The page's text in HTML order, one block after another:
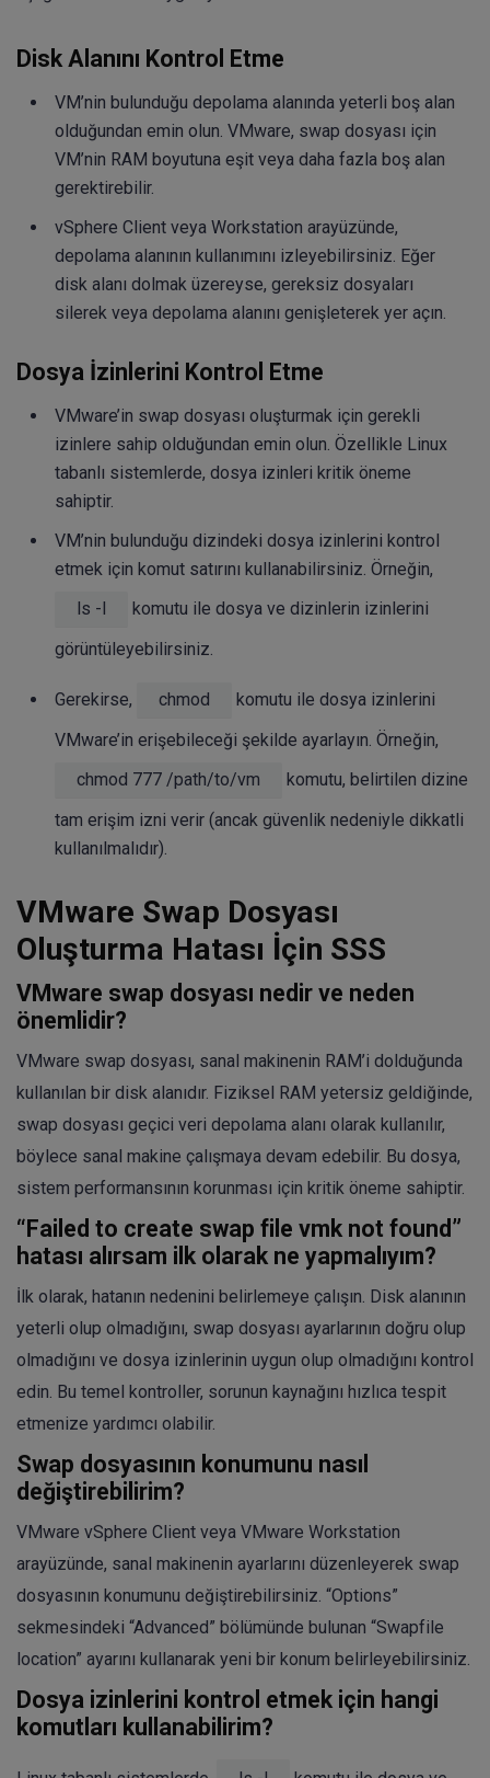
Disk Alanını Kontrol Etme
VM’nin bulunduğu depolama alanında yeterli boş alan
olduğundan emin olun. VMware, swap dosyası için
VM’nin RAM boyutuna eşit veya daha fazla boş alan
gerektirebilir.
vSphere Client veya Workstation arayüzünde,
depolama alanının kullanımını izleyebilirsiniz. Eğer
disk alanı dolmak üzereyse, gereksiz dosyaları
silerek veya depolama alanını genişleterek yer açın.
Dosya İzinlerini Kontrol Etme
VMware’in swap dosyası oluşturmak için gerekli
izinlere sahip olduğundan emin olun. Özellikle Linux
tabanlı sistemlerde, dosya izinleri kritik öneme
sahiptir.
VM’nin bulunduğu dizindeki dosya izinlerini kontrol
etmek için komut satırını kullanabilirsiniz. Örneğin,
ls -l
komutu ile dosya ve dizinlerin izinlerini
görüntüleyebilirsiniz.
Gerekirse, chmod
komutu ile dosya izinlerini
VMware’in erişebileceği şekilde ayarlayın. Örneğin,
chmod 777 /path/to/vm
komutu, belirtilen dizine
tam erişim izni verir (ancak güvenlik nedeniyle dikkatli
kullanılmalıdır).
VMware Swap Dosyası
Oluşturma Hatası İçin SSS
VMware swap dosyası nedir ve neden
önemlidir?
VMware swap dosyası, sanal makinenin RAM’i dolduğunda
kullanılan bir disk alanıdır. Fiziksel RAM yetersiz geldiğinde,
swap dosyası geçici veri depolama alanı olarak kullanılır,
böylece sanal makine çalışmaya devam edebilir. Bu dosya,
sistem performansının korunması için kritik öneme sahiptir.
“Failed to create swap file vmk not found”
hatası alırsam ilk olarak ne yapmalıyım?
İlk olarak, hatanın nedenini belirlemeye çalışın. Disk alanının
yeterli olup olmadığını, swap dosyası ayarlarının doğru olup
olmadığını ve dosya izinlerinin uygun olup olmadığını kontrol
edin. Bu temel kontroller, sorunun kaynağını hızlıca tespit
etmenize yardımcı olabilir.
Swap dosyasının konumunu nasıl
değiştirebilirim?
VMware vSphere Client veya VMware Workstation
arayüzünde, sanal makinenin ayarlarını düzenleyerek swap
dosyasının konumunu değiştirebilirsiniz. “Options”
sekmesindeki “Advanced” bölümünde bulunan “Swapfile
location” ayarını kullanarak yeni bir konum belirleyebilirsiniz.
Dosya izinlerini kontrol etmek için hangi
komutları kullanabilirim?